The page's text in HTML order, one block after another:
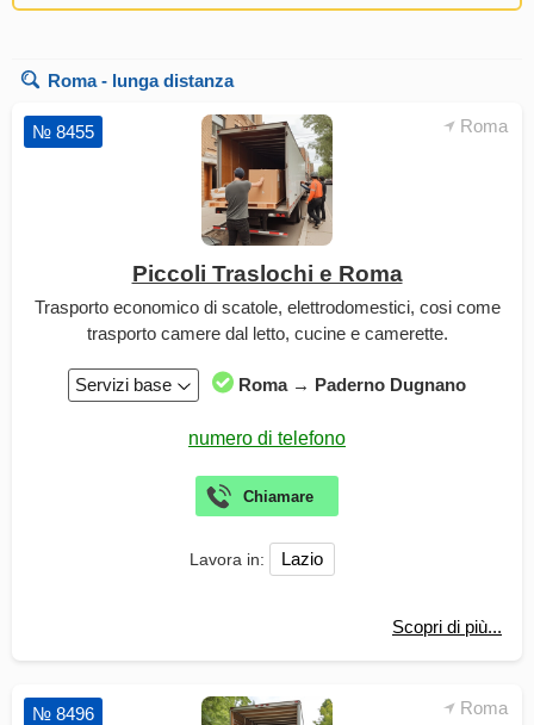
Roma- lunga distanza
Roma
№ 8455
Piccoli Traslochi e Roma
Trasporto economico di scatole, elettrodomestici, cosi come
trasporto camere dal letto, cucine e camerette.
Servizi base Roma → Paderno Dugnano
Lavora in: Lazio
Scopri di più...
Roma
№ 8496